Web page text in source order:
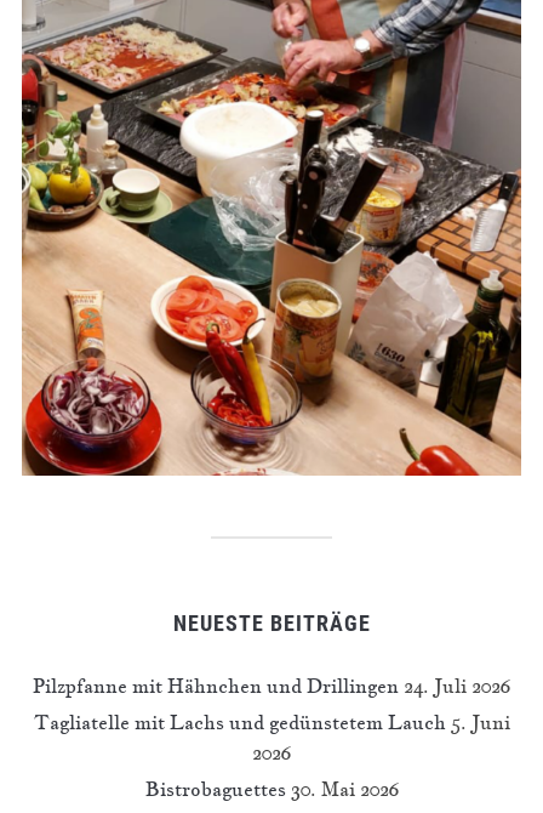
NEUESTE BEITRÄGE
Pilzpfanne mit Hähnchen und Drillingen 24. Juli 2026
Tagliatelle mit Lachs und gedünstetem Lauch 5. Juni
2026
Bistrobaguettes 30. Mai 2026